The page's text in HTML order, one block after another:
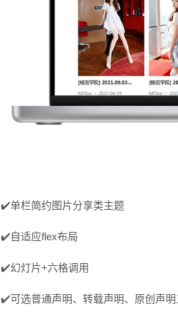
✔️单栏简约图片分享类主题
✔️自适应flex布局
✔️幻灯片+六格调用
✔️可选普通声明、转载声明、原创声